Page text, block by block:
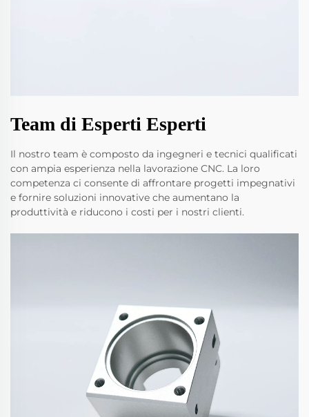
Team di Esperti Esperti
Il nostro team è composto da ingegneri e tecnici qualificati
con ampia esperienza nella lavorazione CNC. La loro
competenza ci consente di affrontare progetti impegnativi
e fornire soluzioni innovative che aumentano la
produttività e riducono i costi per i nostri clienti.